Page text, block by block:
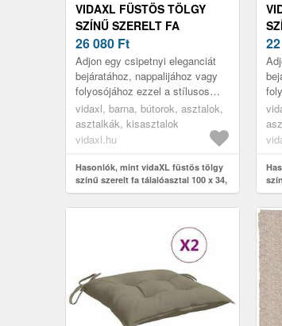
VIDAXL FÜSTÖS TÖLGY
SZÍNŰ SZERELT FA
TÁLALÓASZTAL 100 X 34, 5
X 75 CM
26 080 Ft
Adjon egy csipetnyi eleganciát
bejáratához, nappalijához vagy
folyosójához ezzel a stílusos
konzolasztallal.
vidaxl, barna, bútorok, asztalok,
asztalkák, kisasztalok
vidaxl.hu
Hasonlók, mint vidaXL füstös tölgy
színű szerelt fa tálalóasztal 100 x 34,
5 x 75 cm
X
5 x